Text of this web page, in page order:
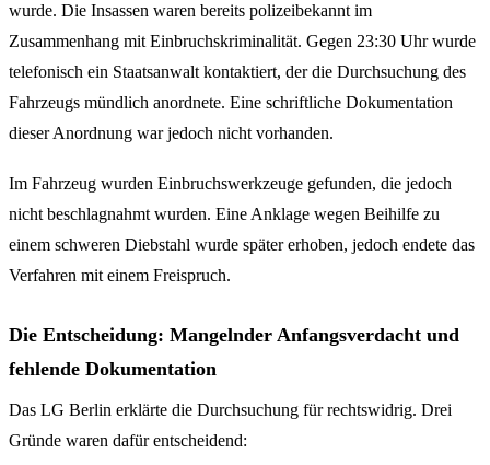
wurde. Die Insassen waren bereits polizeibekannt im
Zusammenhang mit Einbruchskriminalität. Gegen 23:30 Uhr wurde
telefonisch ein Staatsanwalt kontaktiert, der die Durchsuchung des
Fahrzeugs mündlich anordnete. Eine schriftliche Dokumentation
dieser Anordnung war jedoch nicht vorhanden.
Im Fahrzeug wurden Einbruchswerkzeuge gefunden, die jedoch
nicht beschlagnahmt wurden. Eine Anklage wegen Beihilfe zu
einem schweren Diebstahl wurde später erhoben, jedoch endete das
Verfahren mit einem Freispruch.
Die Entscheidung: Mangelnder Anfangsverdacht und
fehlende Dokumentation
Das LG Berlin erklärte die Durchsuchung für rechtswidrig. Drei
Gründe waren dafür entscheidend: